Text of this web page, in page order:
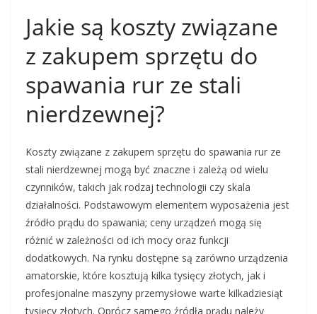
Jakie są koszty związane
z zakupem sprzętu do
spawania rur ze stali
nierdzewnej?
Koszty związane z zakupem sprzętu do spawania rur ze
stali nierdzewnej mogą być znaczne i zależą od wielu
czynników, takich jak rodzaj technologii czy skala
działalności. Podstawowym elementem wyposażenia jest
źródło prądu do spawania; ceny urządzeń mogą się
różnić w zależności od ich mocy oraz funkcji
dodatkowych. Na rynku dostępne są zarówno urządzenia
amatorskie, które kosztują kilka tysięcy złotych, jak i
profesjonalne maszyny przemysłowe warte kilkadziesiąt
tysięcy złotych. Oprócz samego źródła prądu należy